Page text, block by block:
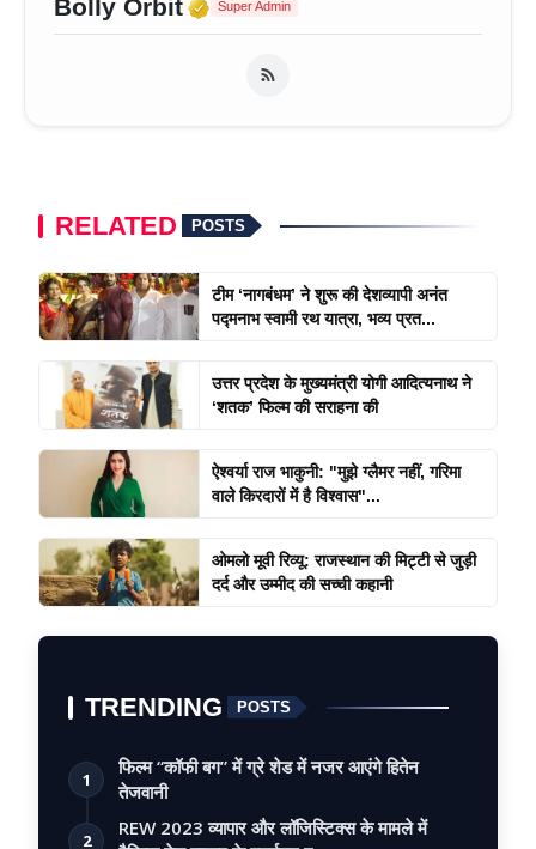
Bolly Orbit Super Admin
RELATED POSTS
टीम ‘नागबंधम’ ने शुरू की देशव्यापी अनंत
पद्मनाभ स्वामी रथ यात्रा, भव्य प्रत...
उत्तर प्रदेश के मुख्यमंत्री योगी आदित्यनाथ ने
‘शतक’ फिल्म की सराहना की
ऐश्वर्या राज भाकुनी: "मुझे ग्लैमर नहीं, गरिमा
वाले किरदारों में है विश्वास"...
ओमलो मूवी रिव्यू: राजस्थान की मिट्टी से जुड़ी
दर्द और उम्मीद की सच्ची कहानी
TRENDING POSTS
1
फिल्म “कॉफी बग” में ग्रे शेड में नजर आएंगे हितेन
तेजवानी
2
REW 2023 व्यापार और लॉजिस्टिक्स के मामले में